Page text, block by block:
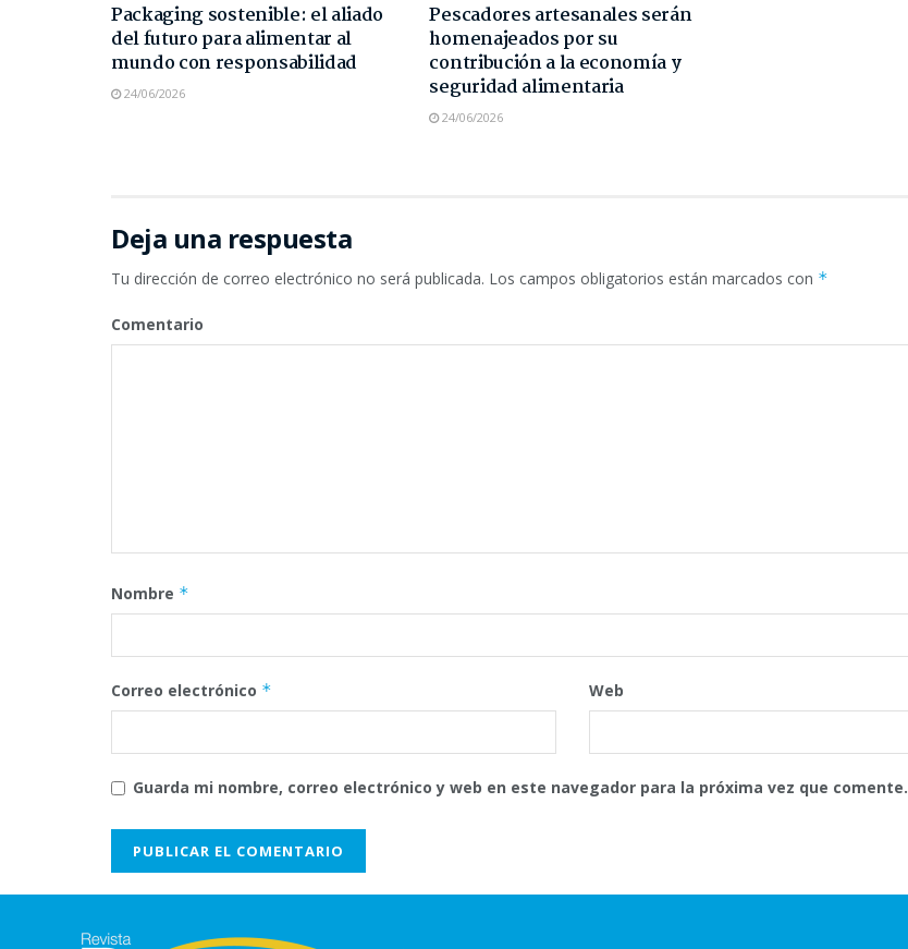
Packaging sostenible: el aliado
del futuro para alimentar al
mundo con responsabilidad
24/06/2026
Pescadores artesanales serán
homenajeados por su
contribución a la economía y
seguridad alimentaria
24/06/2026
Deja una respuesta
Tu dirección de correo electrónico no será publicada. Los campos obligatorios están marcados con *
Comentario
Nombre *
Correo electrónico * Web
Guarda mi nombre, correo electrónico y web en este navegador para la próxima vez que comente.